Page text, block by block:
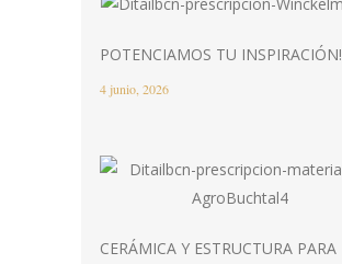
POTENCIAMOS TU INSPIRACIÓN!
4 junio, 2026
CERÁMICA Y ESTRUCTURA PARA